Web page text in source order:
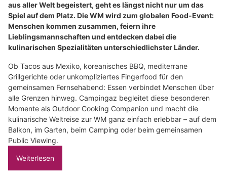
aus aller Welt begeistert, geht es längst nicht nur um das
Spiel auf dem Platz. Die WM wird zum globalen Food-Event:
Menschen kommen zusammen, feiern ihre
Lieblingsmannschaften und entdecken dabei die
kulinarischen Spezialitäten unterschiedlichster Länder.
Ob Tacos aus Mexiko, koreanisches BBQ, mediterrane
Grillgerichte oder unkompliziertes Fingerfood für den
gemeinsamen Fernsehabend: Essen verbindet Menschen über
alle Grenzen hinweg. Campingaz begleitet diese besonderen
Momente als Outdoor Cooking Companion und macht die
kulinarische Weltreise zur WM ganz einfach erlebbar – auf dem
Balkon, im Garten, beim Camping oder beim gemeinsamen
Public Viewing.
Weiterlesen